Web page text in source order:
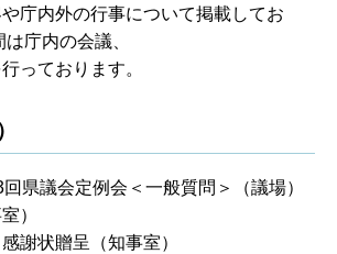
庁内外の行事について掲載してお
庁内の会議、
っております。
県議会定例会＜一般質問＞（議場）
）
謝状贈呈（知事室）